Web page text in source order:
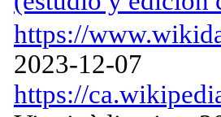
https://
2023-12-07
https://